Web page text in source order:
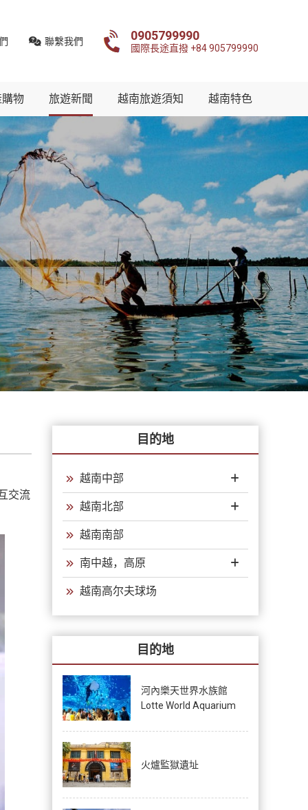
聯繫我們 0905799990
國際長途直撥 +84 905799990
物 旅遊新聞 越南旅遊須知 越南特色
交流
目的地
越南中部
越南北部
越南南部
南中越，高原
越南高尔夫球场
目的地
河內樂天世界水族館
Lotte World Aquarium
火爐監獄遺址